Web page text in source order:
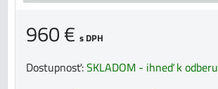
960 € s DPH
Dostupnosť:SKLADOM - ihneď k odberu